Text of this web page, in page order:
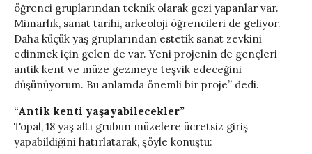
öğrenci gruplarından teknik olarak gezi yapanlar var.
Mimarlık, sanat tarihi, arkeoloji öğrencileri de geliyor.
Daha küçük yaş gruplarından estetik sanat zevkini
edinmek için gelen de var. Yeni projenin de gençleri
antik kent ve müze gezmeye teşvik edeceğini
düşünüyorum. Bu anlamda önemli bir proje” dedi.
“Antik kenti yaşayabilecekler”
Topal, 18 yaş altı grubun müzelere ücretsiz giriş
yapabildiğini hatırlatarak, şöyle konuştu: